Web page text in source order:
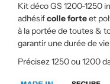
Kit déco GS 1200-1250
adhésifcolle forteet
à la portée de toutes &
garantir une durée de
Précisez 1250 ou 1200